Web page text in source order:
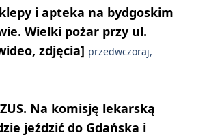
i apteka na bydgoskim
Wielki pożar przy ul.
zdjęcia] przedwczoraj,
Na komisję lekarską
jeździć do Gdańska i